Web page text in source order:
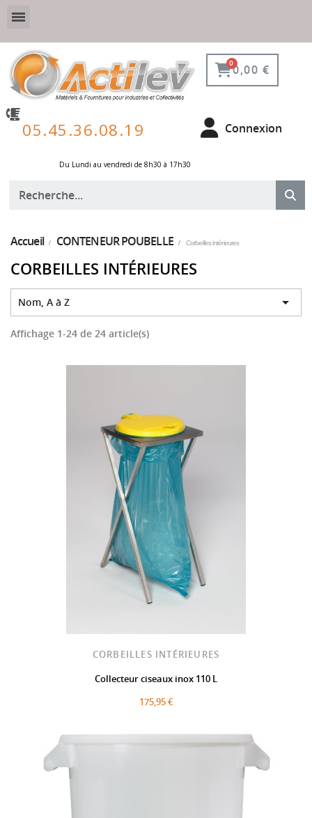
0,00 €
05.45.36.08.19 Connexion
Du Lundi au vendredi de 8h30 à 17h30 ​
Accueil CONTENEUR POUBELLE Corbeilles intérieures
CORBEILLES INTÉRIEURES
Nom, A à Z 
Affichage 1-24 de 24 article(s)
CORBEILLES INTÉRIEURES
Collecteur ciseaux inox 110 L
175,95 €